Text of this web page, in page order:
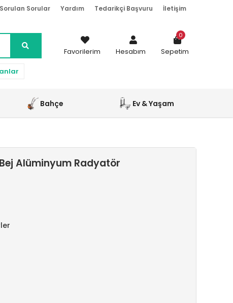
Sorular Yardım Tedarikçi Başvuru İletişim
Favorilerim Hesabım Sepetim
0
Bahçe Ev & Yaşam
Alüminyum Radyatör